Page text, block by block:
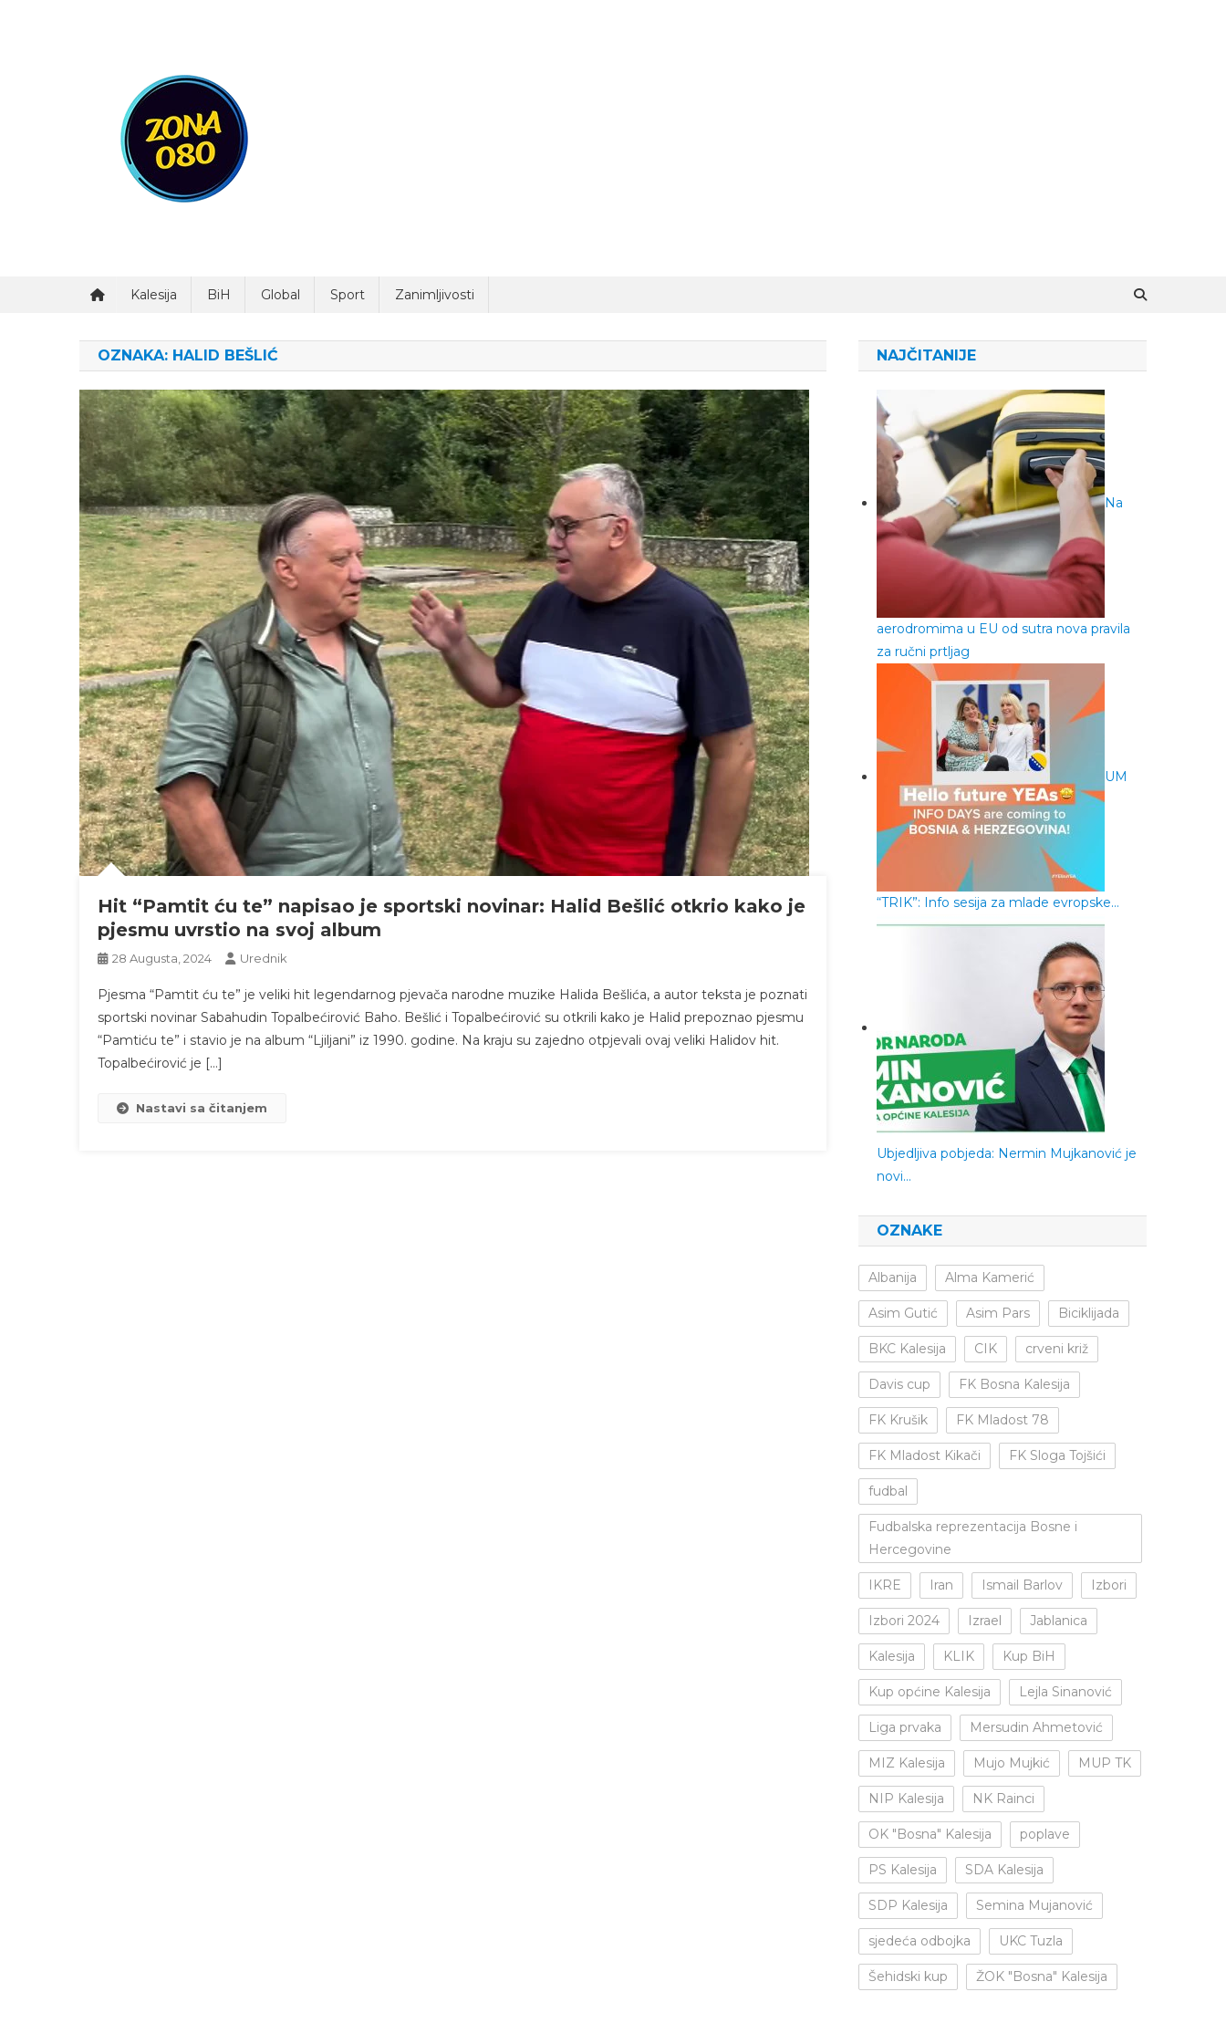
Kalesija BiH Global Sport Zanimljivosti
OZNAKA: HALID BEŠLIĆ
Hit “Pamtit ću te” napisao je sportski novinar: Halid Bešlić otkrio kako je
pjesmu uvrstio na svoj album
28 Augusta, 2024 Urednik
Pjesma “Pamtit ću te” je veliki hit legendarnog pjevača narodne muzike Halida Bešlića, a autor teksta je poznati
sportski novinar Sabahudin Topalbećirović Baho. Bešlić i Topalbećirović su otkrili kako je Halid prepoznao pjesmu
“Pamtiću te” i stavio je na album “Ljiljani” iz 1990. godine. Na kraju su zajedno otpjevali ovaj veliki Halidov hit.
Topalbećirović je […]
Nastavi sa čitanjem
NAJČITANIJE
Na
aerodromima u EU od sutra nova pravila
za ručni prtljag
UM
“TRIK”: Info sesija za mlade evropske…
Ubjedljiva pobjeda: Nermin Mujkanović je
novi…
OZNAKE
Albanija Alma Kamerić
Asim Gutić Asim Pars Biciklijada
BKC Kalesija CIK crveni križ
Davis cup FK Bosna Kalesija
FK Krušik FK Mladost 78
FK Mladost Kikači FK Sloga Tojšići
fudbal
Fudbalska reprezentacija Bosne i
Hercegovine
IKRE Iran Ismail Barlov Izbori
Izbori 2024 Izrael Jablanica
Kalesija KLIK Kup BiH
Kup općine Kalesija Lejla Sinanović
Liga prvaka Mersudin Ahmetović
MIZ Kalesija Mujo Mujkić MUP TK
NIP Kalesija NK Rainci
OK "Bosna" Kalesija poplave
PS Kalesija SDA Kalesija
SDP Kalesija Semina Mujanović
sjedeća odbojka UKC Tuzla
Šehidski kup ŽOK "Bosna" Kalesija